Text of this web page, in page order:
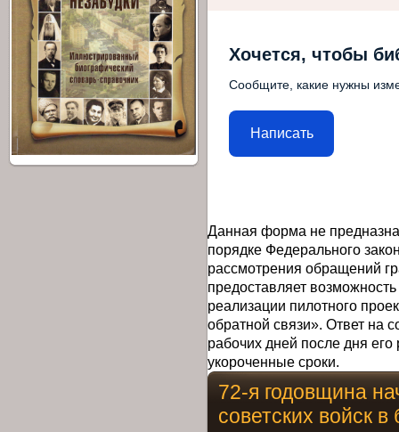
Хочется, чтобы
Сообщите, какие нужны
Написать
Данная форма не
порядке Федерального
рассмотрения обращений
предоставляет
реализации пилотного
обратной связи». Ответ на
рабочих дней после дня
укороченные сроки.
72-я годовщина
советских войск